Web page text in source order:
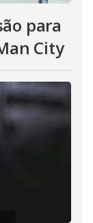
para
City